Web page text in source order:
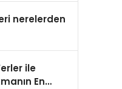
nerelerden
ile
En